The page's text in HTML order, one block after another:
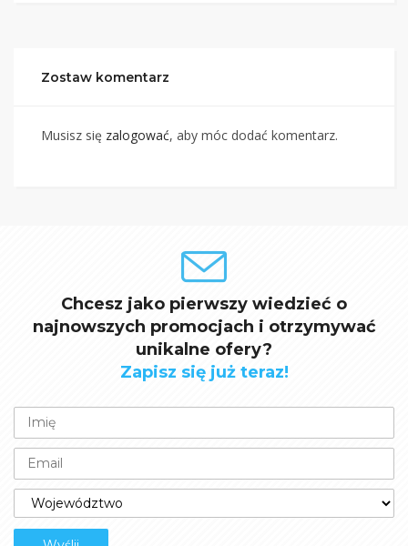
Zostaw komentarz
Musisz się zalogować, aby móc dodać komentarz.
Chcesz jako pierwszy wiedzieć o
najnowszych promocjach i otrzymywać
unikalne ofery?
Zapisz się już teraz!